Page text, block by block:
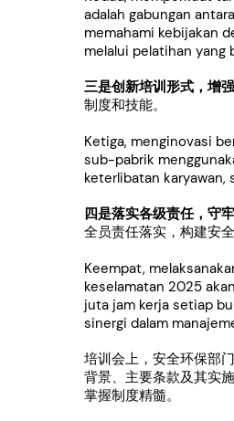
adalah gabungan
memahami kebijakan
melalui pelatihan yang
三是创新培训形式，增强
制度和技能。
Ketiga, menginovasi
sub-pabrik
keterlibatan karyawan,
四是落实各级责任，守
全员责任落实，构建安全
Keempat,
keselamatan 2025
juta jam kerja setiap
sinergi dalam
培训会上，安全环保部
背景、主要条款及其实
掌握制度精髓。